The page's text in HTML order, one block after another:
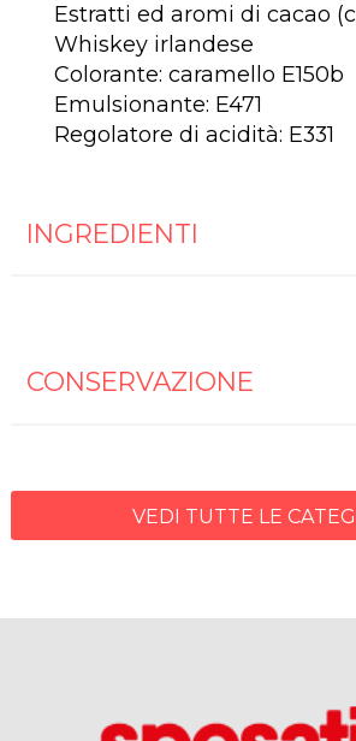
Estratti ed aromi di cacao
Whiskey irlandese
Colorante: caramello E150b
Emulsionante: E471
Regolatore di acidità: E331
INGREDIENTI
CONSERVAZIONE
VEDI TUTTE LE